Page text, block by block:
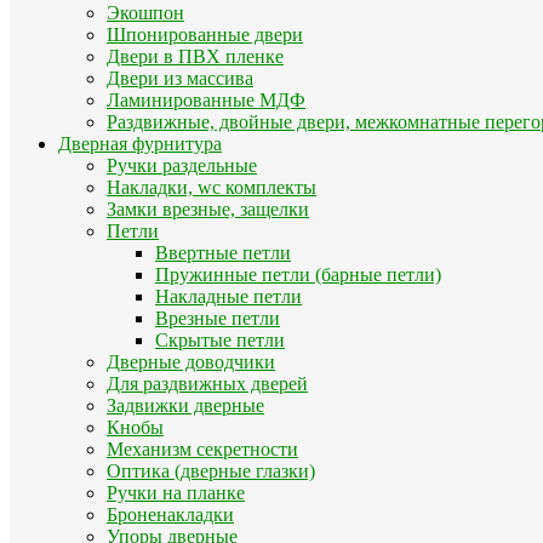
Экошпон
Шпонированные двери
Двери в ПВХ пленке
Двери из массива
Ламинированные МДФ
Раздвижные, двойные двери, межкомнатные
Дверная фурнитура
Ручки раздельные
Накладки, wc комплекты
Замки врезные, защелки
Петли
Ввертные петли
Пружинные петли (барные петли)
Накладные петли
Врезные петли
Скрытые петли
Дверные доводчики
Для раздвижных дверей
Задвижки дверные
Кнобы
Механизм секретности
Оптика (дверные глазки)
Ручки на планке
Броненакладки
Упоры дверные